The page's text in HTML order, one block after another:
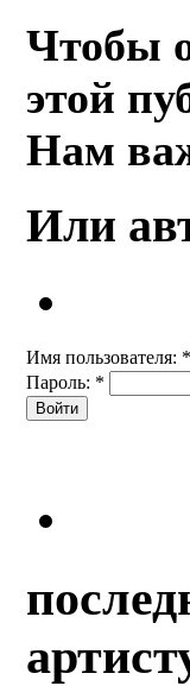
Чтобы
этой
Нам
Или
Имя пользователя: *
Пароль: *